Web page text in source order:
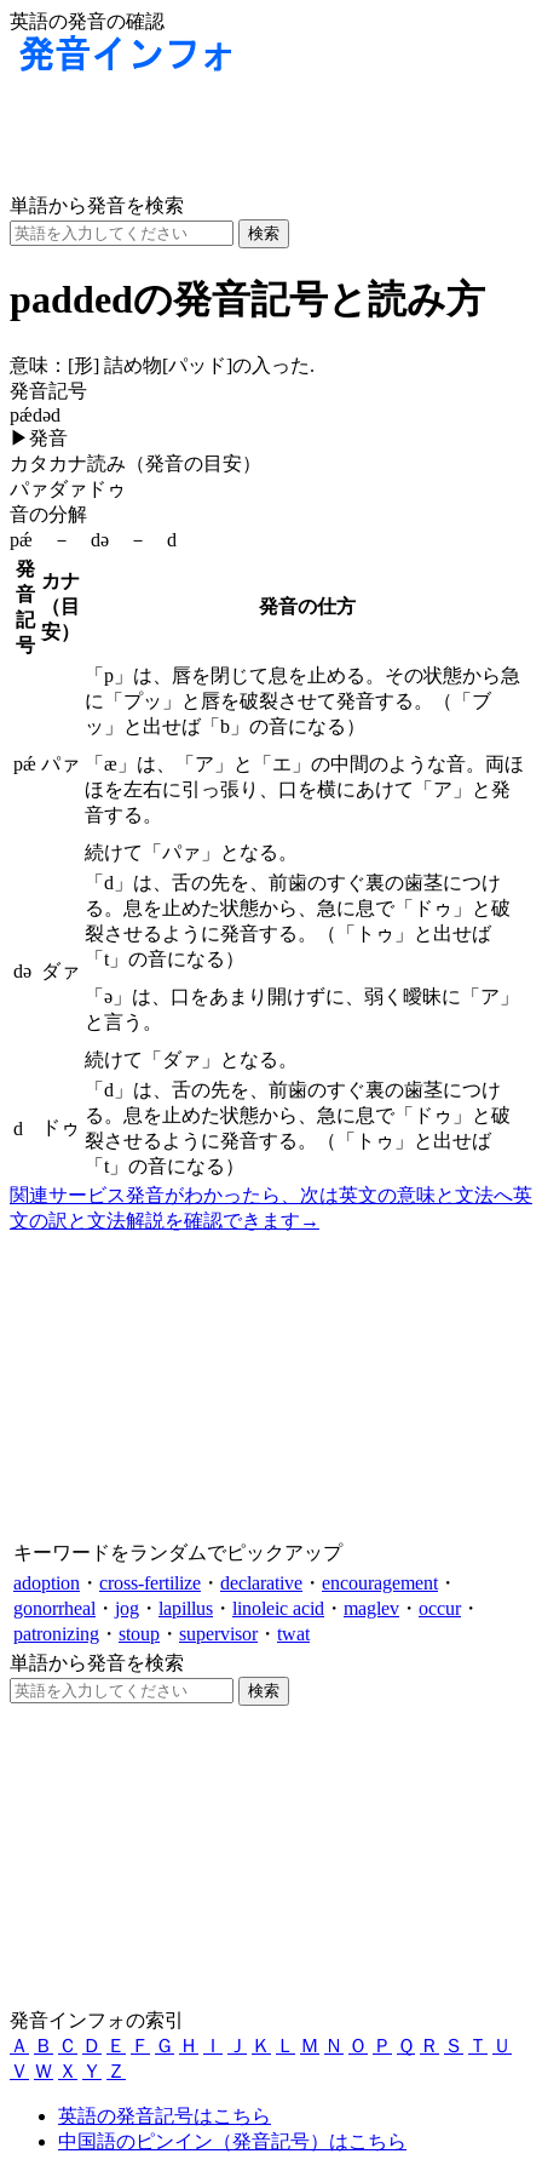
英語の発音の確認
単語から発音を検索
paddedの発音記号と読み方
意味： [形] 詰め物[パッド]の入った.
発音記号
pǽdəd
▶発音
カタカナ読み（発音の目安）
パァダァドゥ
音の分解
pǽ － də － d
発
音
記
号
カナ
（目
安）
発音の仕方
pǽ パァ
「p」は、唇を閉じて息を止める。その状態から急
に「プッ」と唇を破裂させて発音する。（「ブ
ッ」と出せば「b」の音になる）
「æ」は、「ア」と「エ」の中間のような音。両ほ
ほを左右に引っ張り、口を横にあけて「ア」と発
音する。
続けて「パァ」となる。
də ダァ
「d」は、舌の先を、前歯のすぐ裏の歯茎につけ
る。息を止めた状態から、急に息で「ドゥ」と破
裂させるように発音する。（「トゥ」と出せば
「t」の音になる）
「ə」は、口をあまり開けずに、弱く曖昧に「ア」
と言う。
続けて「ダァ」となる。
d ドゥ
「d」は、舌の先を、前歯のすぐ裏の歯茎につけ
る。息を止めた状態から、急に息で「ドゥ」と破
裂させるように発音する。（「トゥ」と出せば
「t」の音になる）
関連サービス発音がわかったら、次は英文の意味と文法へ英
文の訳と文法解説を確認できます →
キーワードをランダムでピックアップ
adoption ・ cross-fertilize ・ declarative ・ encouragement ・
gonorrheal ・ jog ・ lapillus ・ linoleic acid ・ maglev ・ occur・
patronizing ・ stoup ・ supervisor・ twat
単語から発音を検索
発音インフォの索引
Ａ
Ｂ Ｃ Ｄ Ｅ Ｆ Ｇ Ｈ Ｉ Ｊ Ｋ Ｌ Ｍ Ｎ Ｏ Ｐ Ｑ Ｒ Ｓ Ｔ
Ｕ
Ｖ Ｗ Ｘ Ｙ Ｚ
英語の発音記号はこちら
中国語のピンイン（発音記号）はこちら